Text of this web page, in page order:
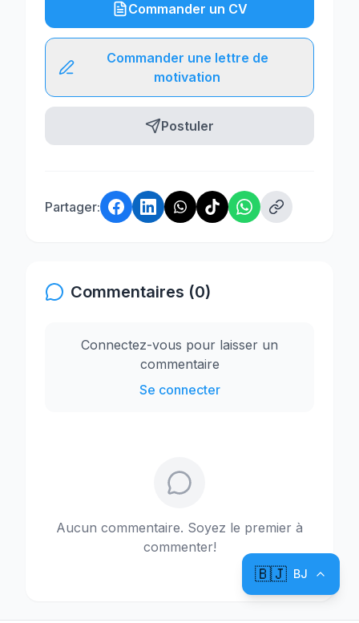
Commander un CV
Commander une lettre de
motivation
Postuler
Partager:
Commentaires (0)
Connectez-vous pour laisser un
commentaire
Se connecter
Aucun commentaire. Soyez le premier à
commenter!
🇧🇯 BJ